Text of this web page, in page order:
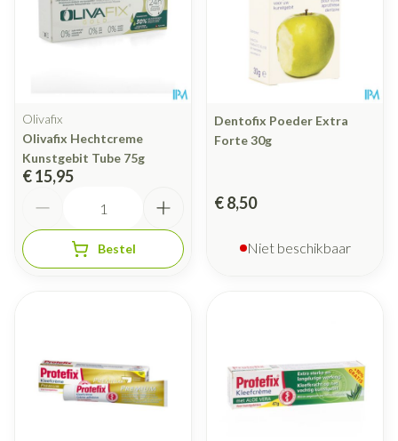
Olivafix
Olivafix Hechtcreme
Kunstgebit Tube 75g
€ 15,95
Bestel
Dentofix Poeder Extra
Forte 30g
€ 8,50
Niet beschikbaar